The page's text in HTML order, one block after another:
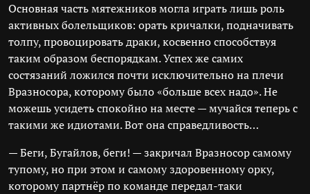
Основная часть мятежников могла играть лишь роль
активных болельщиков: орать кричалки, подначивать
толпу, провоцировать драки, косвенно способствуя
таким образом беспорядкам. Успех же самих
состязаний ложился почти исключительно на плечи
Вразносора, которому было «больше всех надо». Не
можешь усидеть спокойно на месте — мучайся теперь с
такими же идиотами. Вот она справедливость…
— Беги, Бугайлов, беги! — закричал Вразносор самому
тупому, но при этом и самому здоровенному орку,
которому партнёр по команде передал-таки